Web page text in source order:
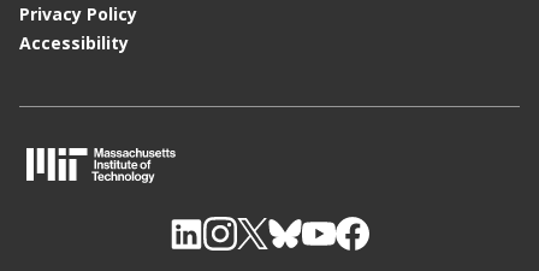
Privacy Policy
Accessibility
I